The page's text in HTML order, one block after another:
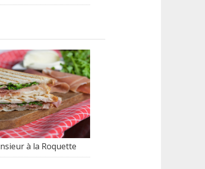
à la Roquette